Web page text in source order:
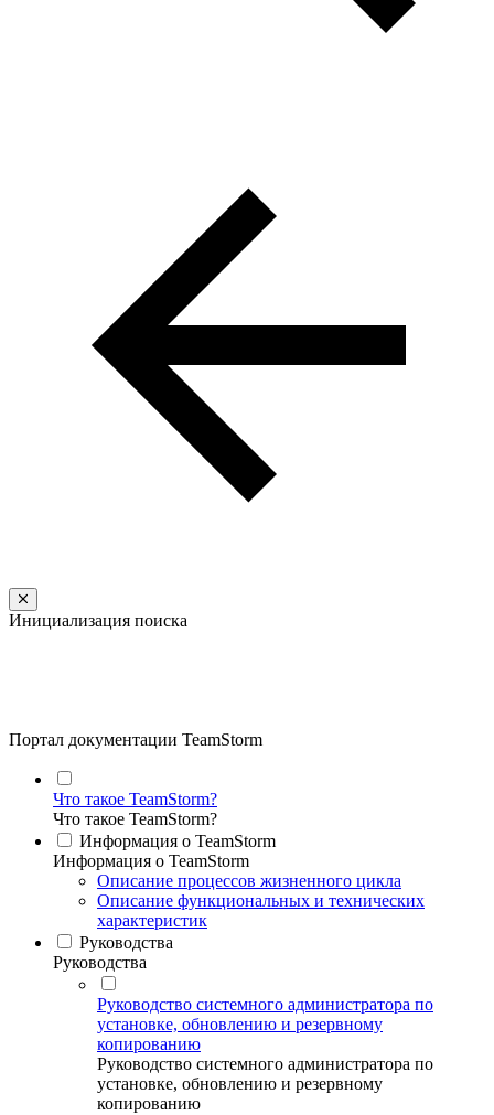
Инициализация поиска
Портал документации TeamStorm
Что такое TeamStorm?
Что такое TeamStorm?
Информация о TeamStorm
Информация о TeamStorm
Описание процессов жизненного цикла
Описание функциональных и технических
характеристик
Руководства
Руководства
Руководство системного администратора по
установке, обновлению и резервному
копированию
Руководство системного администратора по
установке, обновлению и резервному
копированию